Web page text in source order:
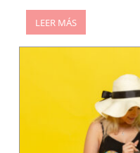
LEER MÁS